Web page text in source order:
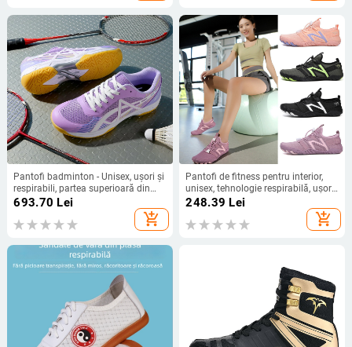
Pantofi badminton - Unisex, ușori și
respirabili, partea superioară din
plasă, talpă intermediară EVA, talpă
693.70 Lei
add_shopping_cart
Pantofi de fitness pentru interior,
unisex, tehnologie respirabilă, ușori,
talpă din cauciuc antiderapantă,
248.39 Lei
add_shopping_cart